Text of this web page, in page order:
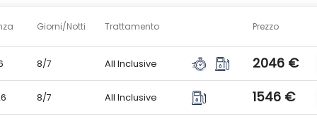
aree comuni.
internazionale.
spiaggia di sabbia chiara. Ombrelloni e lettini gratuiti fino a
Giorni/Notti Trattamento Prezzo
8/7 All Inclusive 2046 €
8/7 All Inclusive 1546 €